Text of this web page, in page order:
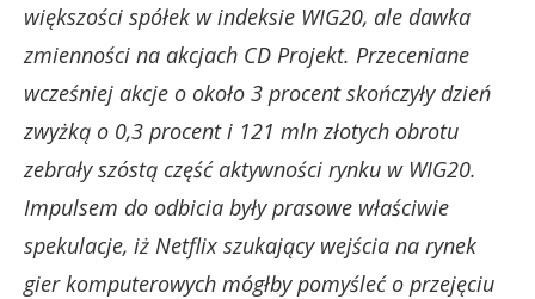
większości spółek w indeksie WIG20, ale dawka
zmienności na akcjach CD Projekt. Przeceniane
wcześniej akcje o około 3 procent skończyły dzień
zwyżką o 0,3 procent i 121 mln złotych obrotu
zebrały szóstą część aktywności rynku w WIG20.
Impulsem do odbicia były prasowe właściwie
spekulacje, iż Netflix szukający wejścia na rynek
gier komputerowych mógłby pomyśleć o przejęciu